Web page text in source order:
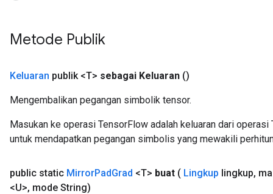
Metode Publik
Keluaran publik <T> sebagai Keluaran ()
Mengembalikan pegangan simbolik tensor.
Masukan ke operasi TensorFlow adalah keluaran dari
untuk mendapatkan pegangan simbolis yang mewakili
public static MirrorPadGrad <T> buat ( Lingkup lingkup,
<U>, mode String)